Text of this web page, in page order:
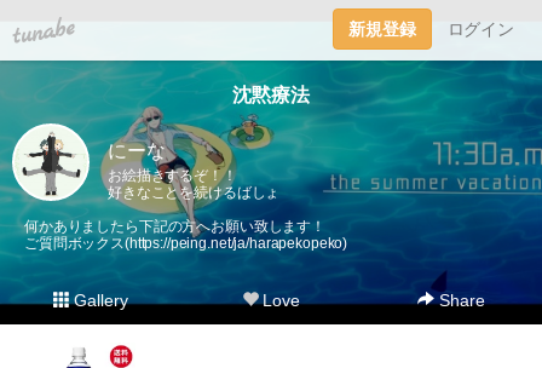
tuna.be 新規登録 ログイン
沈黙療法
にーな
お絵描きするぞ！！
好きなことを続けるばしょ
何かありましたら下記の方へお願い致します！
ご質問ボックス(https://peing.net/ja/harapekopeko)
Gallery Love Share